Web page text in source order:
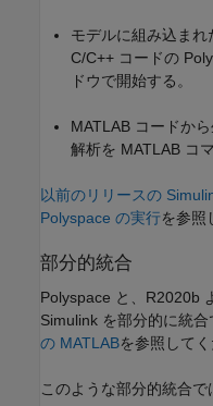
モデルに組み込ま
C/C++ コードの
ドウで開始する。
MATLAB コードか
解析を MATLAB コ
以前のリリースの
Polyspace の実行を参照
部分的統合
Polyspace と、R2020b
Simulink を部分的に統合
の MATLABを参照してく
このような部分的統合で